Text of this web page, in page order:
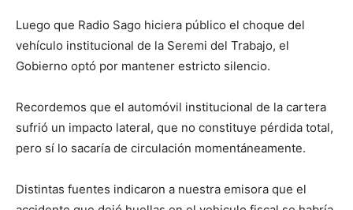
Luego que Radio Sago hiciera público el choque del
vehículo institucional de la Seremi del Trabajo, el
Gobierno optó por mantener estricto silencio.
Recordemos que el automóvil institucional de la cartera
sufrió un impacto lateral, que no constituye pérdida total,
pero sí lo sacaría de circulación momentáneamente.
Distintas fuentes indicaron a nuestra emisora que el